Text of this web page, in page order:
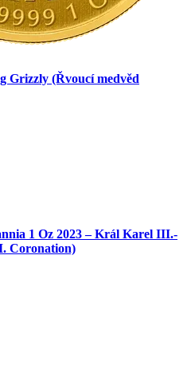
Grizzly (Řvoucí medvěd
1 Oz 2023 – Král Karel III.-
Coronation)